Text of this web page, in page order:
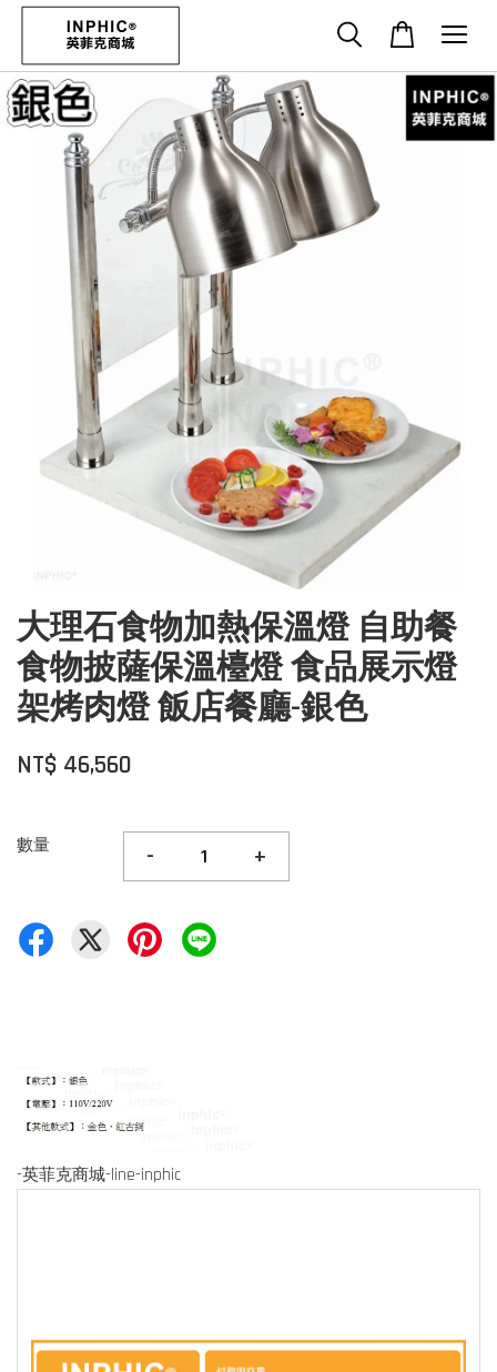
大理石食物加熱保溫燈 自助餐
食物披薩保溫檯燈 食品展示燈
架烤肉燈 飯店餐廳-銀色
NT$ 46,560
數量 - +
-英菲克商城-line-inphic